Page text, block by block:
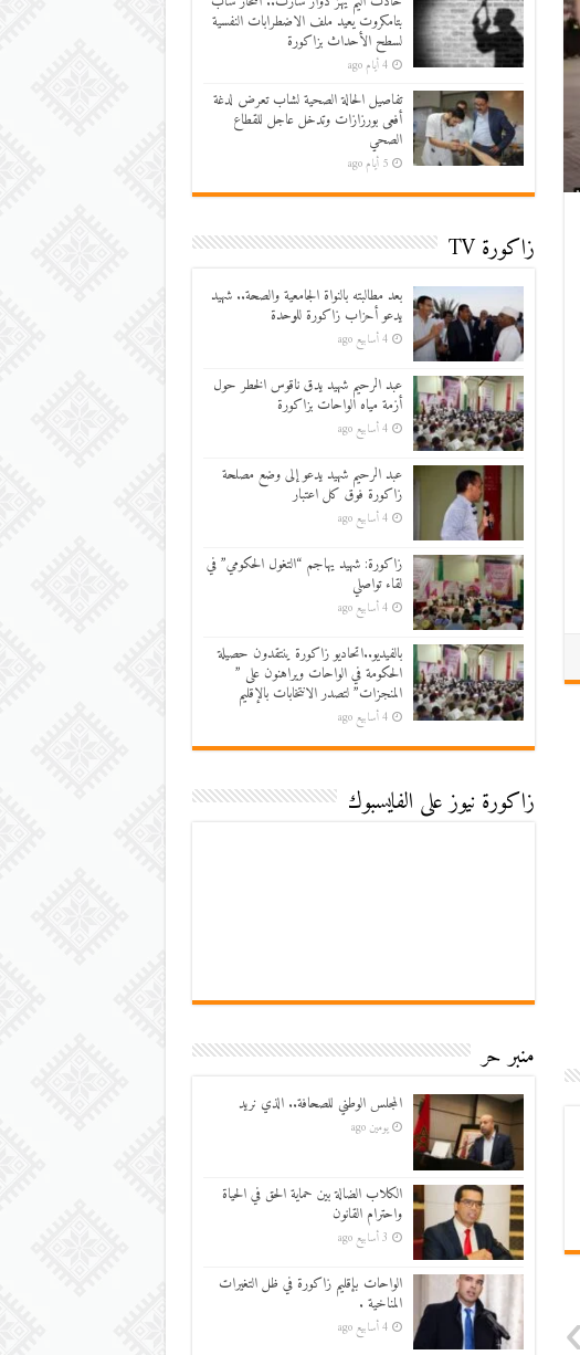
بتامكروت يعيد ملف الاضطرابات النفسية
لسطح الأحداث بزاكورة
4 أيام ago
تفاصيل الحالة الصحية لشاب تعرض لدغة
أفعى بورزازات وتدخل عاجل للقطاع
الصحي
5 أيام ago
زاكورة TV
بعد مطالبته بالنواة الجامعية والصحة.. شهيد
يدعو أحزاب زاكورة للوحدة
4 أسابيع ago
عبد الرحيم شهيد يدق ناقوس الخطر حول
أزمة مياه الواحات بزاكورة
4 أسابيع ago
عبد الرحيم شهيد يدعو إلى وضع مصلحة
زاكورة فوق كل اعتبار
4 أسابيع ago
زاكورة: شهيد يهاجم “التغول الحكومي” في
لقاء تواصلي
4 أسابيع ago
بالفيديو..اتحاديو زاكورة ينتقدون حصيلة
الحكومة في الواحات ويراهنون على ”
المنجزات” لتصدر الانتخابات بالإقليم
4 أسابيع ago
زاكورة نيوز على الفايسبوك
منبر حر
المجلس الوطني للصحافة.. الذي نريد
يومين ago
الكلاب الضالة بين حماية الحق في الحياة
واحترام القانون
3 أسابيع ago
الواحات بإقليم زاكورة في ظل التغيرات
المناخية .
4 أسابيع ago